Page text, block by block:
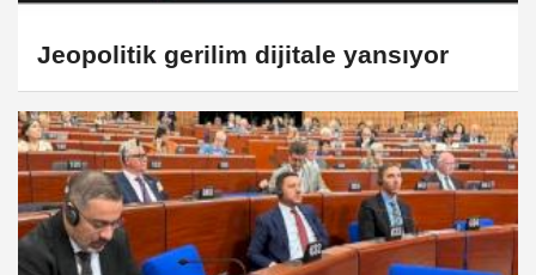
Jeopolitik gerilim dijitale yansıyor